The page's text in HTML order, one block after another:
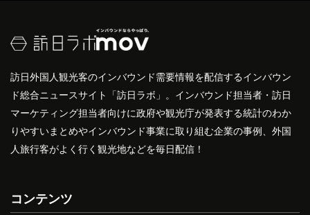
訪日外国人観光客のインバウンド需要情報を配信するインバウン
ド総合ニュースサイト「訪日ラボ」。インバウンド担当者・訪日
マーケティング担当者向けに政府や観光庁が発表する統計のわか
りやすいまとめやインバウンド事業に取り組む企業の事例、外国
人旅行客がよく行く観光地などを毎日配信！
コンテンツ